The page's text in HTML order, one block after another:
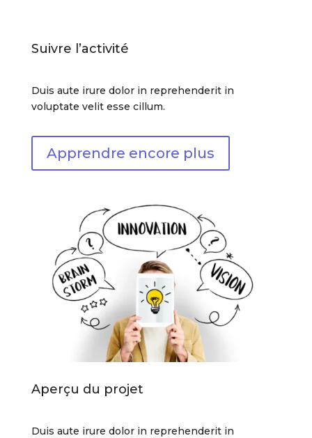
Suivre l’activité
Duis aute irure dolor in reprehenderit in
voluptate velit esse cillum.
Apprendre encore plus
Aperçu du projet
Duis aute irure dolor in reprehenderit in